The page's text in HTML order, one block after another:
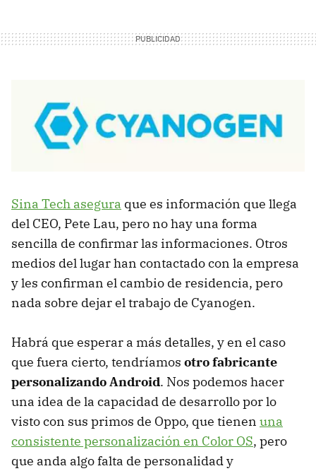
Sina Tech asegura que es información que llega
del CEO, Pete Lau, pero no hay una forma
sencilla de confirmar las informaciones. Otros
medios del lugar han contactado con la empresa
y les confirman el cambio de residencia, pero
nada sobre dejar el trabajo de Cyanogen.
Habrá que esperar a más detalles, y en el caso
que fuera cierto, tendríamos otro fabricante
personalizando Android. Nos podemos hacer
una idea de la capacidad de desarrollo por lo
visto con sus primos de Oppo, que tienen una
consistente personalización en Color OS, pero
que anda algo falta de personalidad y